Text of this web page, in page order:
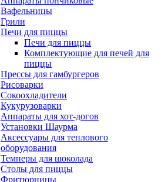
Вафельницы
Грили
Печи для пиццы
Печи для пиццы
Комплектующие для печей для
пиццы
Прессы для гамбургеров
Рисоварки
Сокоохладители
Кукурузоварки
Аппараты для хот-догов
Установки Шаурма
Аксессуары для теплового
оборудования
Темперы для шоколада
Столы для пиццы
Фритюрницы